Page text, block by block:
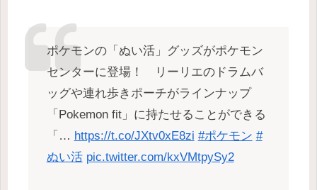
ポケモンの「ぬい活」グッズがポケモン
センターに登場！ リーリエのドラムバ
ッグや連れ歩きポーチがラインナップ
「Pokemon fit」に持たせることができる
「… https://t.co/JXtv0xE8zi #ポケモン #
ぬい活 pic.twitter.com/kxVMtpySy2